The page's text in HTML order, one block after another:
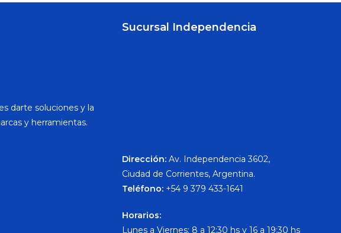
darte soluciones y la
y herramientas.
Sucursal Independencia
Dirección: Av. Independencia 3602,
Ciudad de Corrientes, Argentina.
Teléfono: +54 9 379 433-1641
Horarios:
Lunes a Viernes: 8 a 12:30 hs y 16 a 19:30 hs